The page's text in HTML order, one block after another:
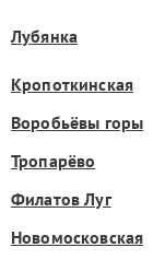
Лубянка
Кропоткинская
Воробьёвы горы
Тропарёво
Филатов Луг
Новомосковская